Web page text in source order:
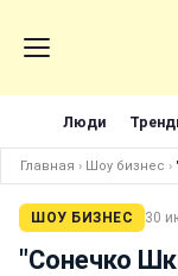
Люди
Главная › Шоу бизнес ›
ШОУ БИЗНЕС 30
"Сонечко